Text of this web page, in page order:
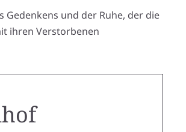
und der Ruhe, der die
ihren Verstorbenen